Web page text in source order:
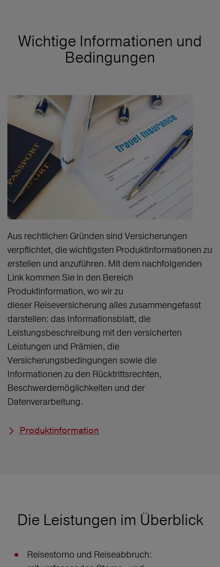
Wichtige Informationen und
Bedingungen
Aus rechtlichen Gründen sind Versicherungen
verpflichtet, die wichtigsten Produktinformationen zu
erstellen und anzuführen. Mit dem nachfolgenden
Link kommen Sie in den Bereich
Produktinformation, wo wir zu
dieser Reiseversicherung alles zusammengefasst
darstellen: das Informationsblatt, die
Leistungsbeschreibung mit den versicherten
Leistungen und Prämien, die
Versicherungsbedingungen sowie die
Informationen zu den Rücktrittsrechten,
Beschwerdemöglichkeiten und der
Datenverarbeitung.
Produktinformation
Die Leistungen im Überblick
Reisestorno und Reiseabbruch: